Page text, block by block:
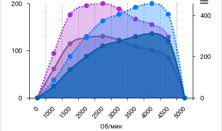
Об/мин
0 1000 1500 2000 2500 3000 3500 4000 4500 5000
0
100
200
0
200
400